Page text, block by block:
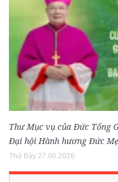
Thư Mục vụ của Đức Tổng
Đại hội Hành hương Đức
Thứ Bảy 27.06.2026